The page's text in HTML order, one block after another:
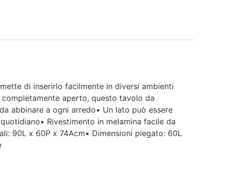
di inserirlo facilmente in diversi ambienti
aperto, questo tavolo da
abbinare a ogni arredo• Un lato può essere
Rivestimento in melamina facile da
90L x 60P x 74Acm• Dimensioni piegato: 60L